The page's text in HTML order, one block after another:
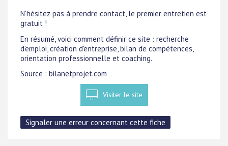
N'hésitez pas à prendre contact, le premier entretien est
gratuit !
En résumé, voici comment définir ce site : recherche
d'emploi, création d'entreprise, bilan de compétences,
orientation professionnelle et coaching.
Source : bilanetprojet.com
Visiter le site